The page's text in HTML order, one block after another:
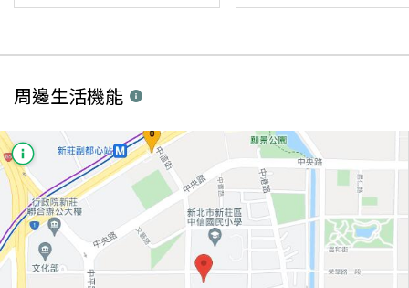
周邊生活機能